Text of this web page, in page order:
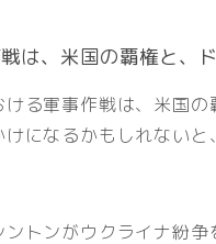
は、米国の覇権と、
る軍事作戦は、米国の
になるかもしれないと
トンがウクライナ紛争